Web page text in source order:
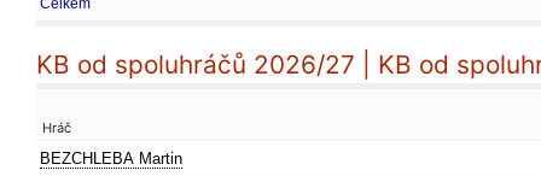
Celkem
KB od spoluhráčů 2026/27 | KB od
Hráč
BEZCHLEBA Martin